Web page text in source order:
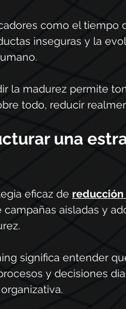
como el tiempo
inseguras y la
la madurez permite
todo, reducir
una
eficaz de reducción
campañas aisladas y
significa entender
y decisiones